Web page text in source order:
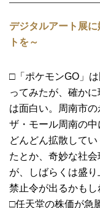
デジタルアート展
トを～
□「ポケモンGO」
ってみたが、確か
は面白い。周南市
ザ・モール周南の
どんどん拡散して
たとか、奇妙な社
が、しばらくは盛
禁止令が出るかもし
□任天堂の株価が急